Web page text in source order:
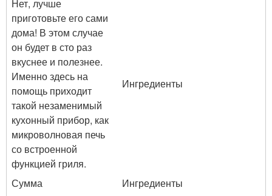
Нет, лучше
приготовьте его сами
дома! В этом случае
он будет в сто раз
вкуснее и полезнее.
Именно здесь на
помощь приходит
такой незаменимый
кухонный прибор, как
микроволновая печь
со встроенной
функцией гриля.
Ингредиенты
Сумма
Ингредиенты